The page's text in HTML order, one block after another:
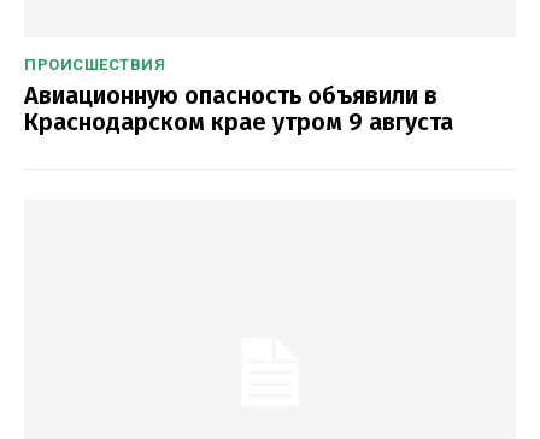
ПРОИСШЕСТВИЯ
Авиационную опасность объявили в
Краснодарском крае утром 9 августа